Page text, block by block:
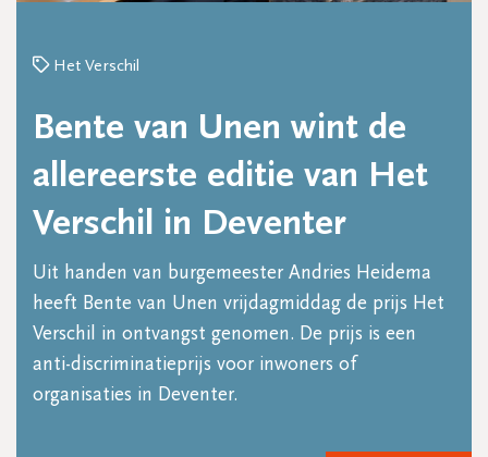
Het Verschil
Bente van Unen wint de
allereerste editie van Het
Verschil in Deventer
Uit handen van burgemeester Andries Heidema
heeft Bente van Unen vrijdagmiddag de prijs Het
Verschil in ontvangst genomen. De prijs is een
anti-discriminatieprijs voor inwoners of
organisaties in Deventer.